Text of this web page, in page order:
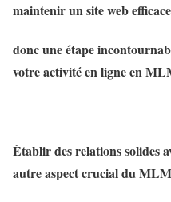
maintenir un site web
donc une étape
votre activité en ligne en
Établir des relations solides
autre aspect crucial du